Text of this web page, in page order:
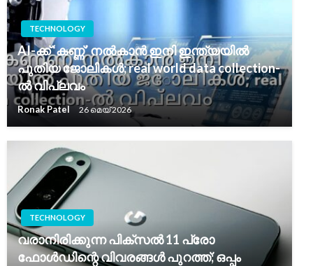
TECHNOLOGY
AI-ക്ക് ‘കണ്ണ്’ നൽകാൻ ഇനി ഇന്ത്യയിൽ
പുതിയ ജോലികൾ; real world data collection-
ൽ വിപ്ലവം
Ronak Patel 26 മെയ്‌ 2026
TECHNOLOGY
വരാനിരിക്കുന്ന പിക്സൽ 11 പ്രോ
ഫോൾഡിന്റെ വിവരങ്ങൾ പുറത്ത്; ഒപ്പം